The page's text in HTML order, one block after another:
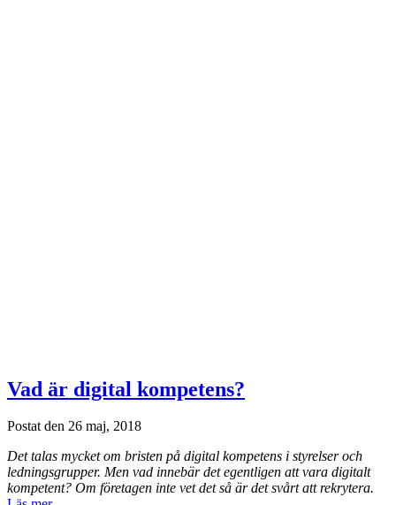
Vad är digital kompetens?
Postat den 26 maj, 2018
Det talas mycket om bristen på digital kompetens i styrelser och
ledningsgrupper. Men vad innebär det egentligen att vara digitalt
kompetent? Om företagen inte vet det så är det svårt att rekrytera.